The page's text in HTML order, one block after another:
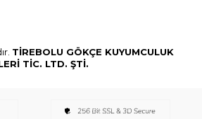
TİREBOLU GÖKÇE KUYUMCULUK
TİC. LTD. ŞTİ.